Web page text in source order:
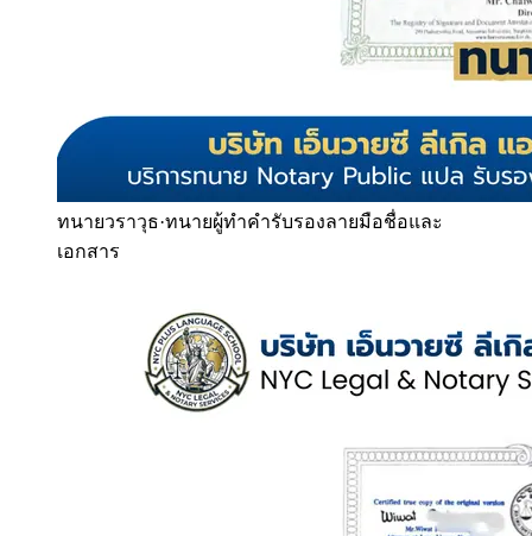
ทนายวราวุธ·ทนายผู้ทำคำรับรองลายมือชื่อและ
เอกสาร